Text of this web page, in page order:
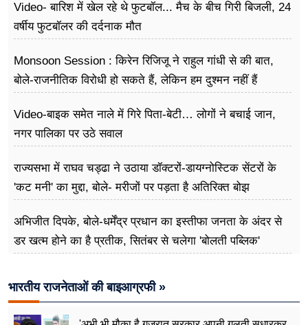
Video- बारिश में खेल रहे थे फुटबॉल... मैच के बीच गिरी बिजली, 24
वर्षीय फुटबॉलर की दर्दनाक मौत
Monsoon Session : किरेन रिजिजू ने राहुल गांधी से की बात,
बोले-राजनीतिक विरोधी हो सकते हैं, लेकिन हम दुश्मन नहीं हैं
Video-बाइक समेत नाले में गिरे पिता-बेटी… लोगों ने बचाई जान,
नगर पालिका पर उठे सवाल
राज्यसभा में राघव चड्ढा ने उठाया डॉक्टरों-डायग्नोस्टिक सेंटरों के
'कट मनी' का मुद्दा, बोले- मरीजों पर पड़ता है अ​तिरिक्त बोझ
अभिजीत दिपके, बोले-धर्मेंद्र प्रधान का इस्तीफा जनता के अंदर से
डर खत्म होने का है प्रतीक, सितंबर से चलेगा 'बोलती पब्लिक'
भारतीय राजनेताओं की बाइआग्रफी »